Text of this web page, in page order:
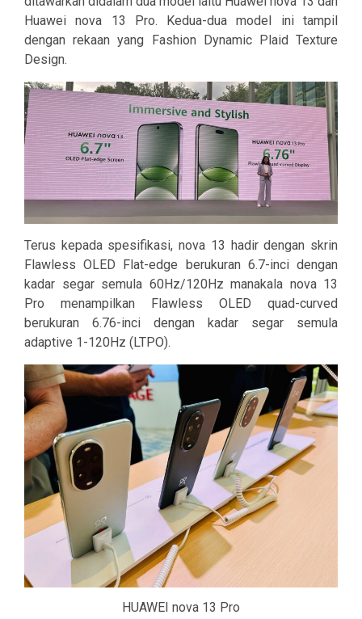
Huawei nova 13 Pro. Kedua-dua model ini tampil
dengan rekaan yang Fashion Dynamic Plaid Texture
Design.
Terus kepada spesifikasi, nova 13 hadir dengan skrin
Flawless OLED Flat-edge berukuran 6.7-inci dengan
kadar segar semula 60Hz/120Hz manakala nova 13
Pro menampilkan Flawless OLED quad-curved
berukuran 6.76-inci dengan kadar segar semula
adaptive 1-120Hz (LTPO).
HUAWEI nova 13 Pro